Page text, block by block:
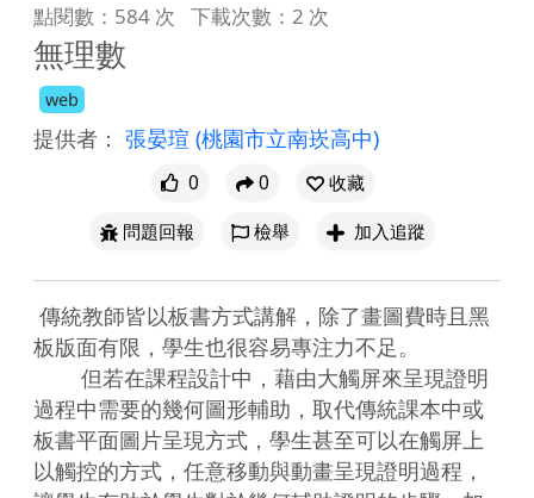
點閱數：584 次 下載次數：2 次
無理數
web
提供者： 張晏瑄 (桃園市立南崁高中)
0 0
收藏
問題回報
檢舉 加入追蹤
板版面有限，學生也很容易專注力不足。
過程中需要的幾何圖形輔助，取代傳統課本中或
板書平面圖片呈現方式，學生甚至可以在觸屏上
以觸控的方式，任意移動與動畫呈現證明過程，